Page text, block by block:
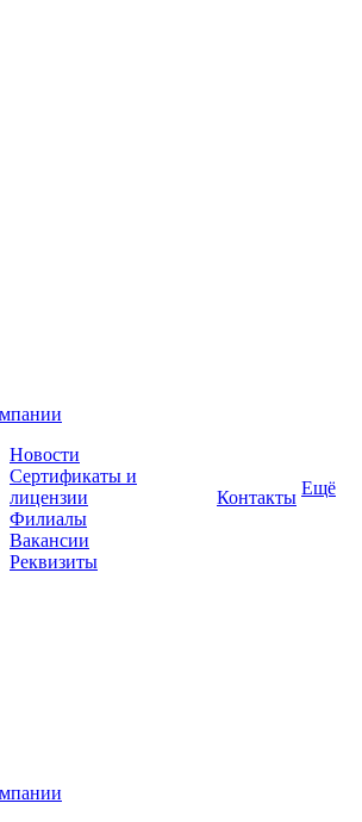
Новости
Сертификаты и
лицензии
Филиалы
Вакансии
Реквизиты
Контакты Ещё